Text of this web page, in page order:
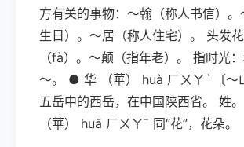
方有关的事物：～翰（称人书信）。
生日）。～居（称人住宅）。 头发
（fà）。～颠（指年老）。 指时光
～。 ● 华 （華） huà ㄏㄨㄚˋ 〔～
五岳中的西岳，在中国陕西省。 姓
（華） huā ㄏㄨㄚˉ 同“花”，花朵。